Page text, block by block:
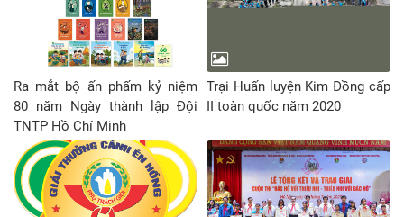
Ra mắt bộ ấn phấm kỷ niệm
80 năm Ngày thành lập Đội
TNTP Hồ Chí Minh
Trại Huấn luyện Kim Đồng cấp
II toàn quốc năm 2020